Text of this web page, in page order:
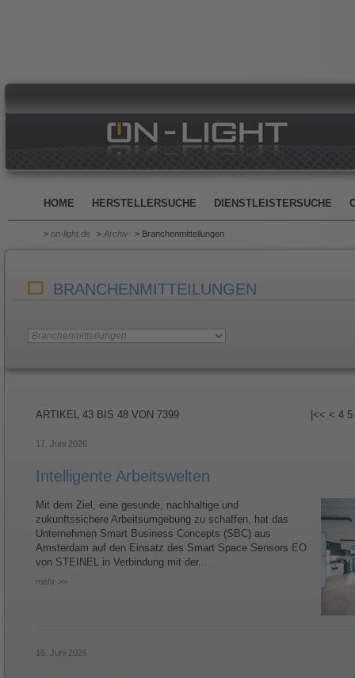
HOME HERSTELLERSUCHE DIENSTLEISTERSUCHE
> on-light.de > Archiv > Branchenmitteilungen
BRANCHENMITTEILUNGEN
ARTIKEL 43 BIS 48 VON 7399 |<< < 4 5
17. Juni 2026
Intelligente Arbeitswelten
Mit dem Ziel, eine gesunde, nachhaltige und
zukunftssichere Arbeitsumgebung zu schaffen, hat das
Unternehmen Smart Business Concepts (SBC) aus
Amsterdam auf den Einsatz des Smart Space Sensors EO
von STEINEL in Verbindung mit der...
mehr >>
16. Juni 2026